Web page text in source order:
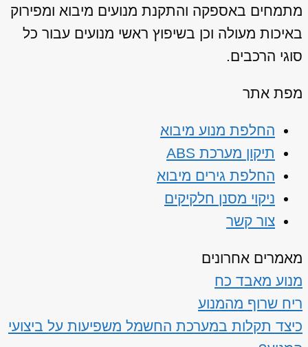
מתמחים באספקה והתקנת מנועים מיבוא ומפירוק
באיכות מעולה וכן בשיפוץ ראשי מנועים עבור כל
סוגי הרכבים.
מפת אתר
החלפת מנוע מיבוא
תיקון מערכת ABS
החלפת גירים מיבוא
ניקוי מסנן חלקיקים
צור קשר
מאמרים אחרונים
מנוע מאבד כח
ריח שרוף מהמנוע
כיצד תקלות במערכת החשמל משפיעות על ביצועי